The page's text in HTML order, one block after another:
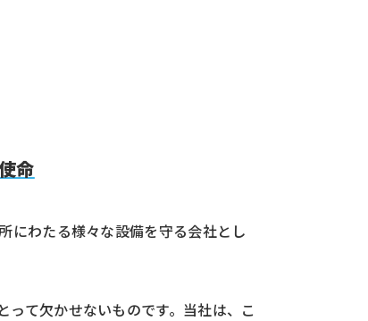
命
にわたる様々な設備を守る会社とし
て欠かせないものです。当社は、こ